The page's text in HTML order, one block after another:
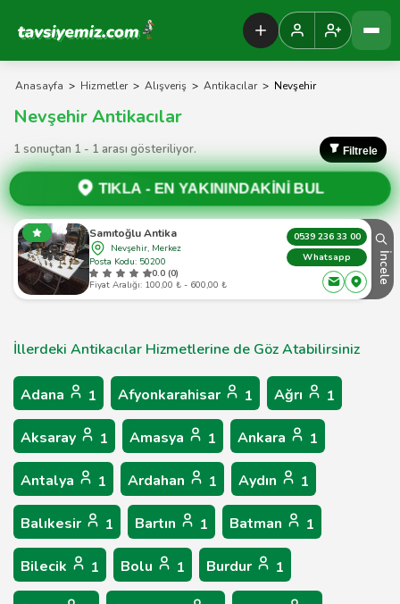
Tavsiyemiz Anasayfa
Anasayfa > Hizmetler > Alışveriş > Antikacılar > Nevşehir
Nevşehir Antikacılar
1 sonuçtan 1 - 1 arası gösteriliyor. Filtrele
TIKLA -EN YAKININDAKİNİ BUL
Samıtoğlu Antika
Nevşehir, Merkez
Posta Kodu: 50200
0.0 (0)
Fiyat Aralığı: 100,00 ₺ - 600,00 ₺
0539 236 33 00
Whatsapp
İncele
İllerdeki Antikacılar Hizmetlerine de Göz Atabilirsiniz
Adana 1 Afyonkarahisar 1 Ağrı 1
Aksaray 1 Amasya 1 Ankara 1
Antalya 1 Ardahan 1 Aydın 1
Balıkesir 1 Bartın 1 Batman 1
Bilecik 1 Bolu 1 Burdur 1